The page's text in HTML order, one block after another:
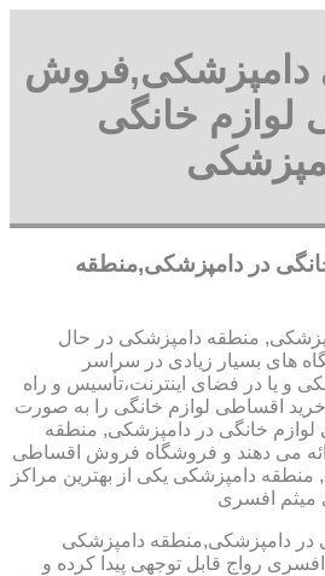
دامپزشکی,فروش
لوازم خانگی
در دامپزشکی,منطقه
منطقه دامپزشکی در حال
های بسیار زیادی در سراسر
و یا در فضای اینترنت،تأسیس و راه
خرید اقساطی لوازم خانگی را به صورت
خانگی در دامپزشکی, منطقه
می دهند و فروشگاه فروش اقساطی
منطقه دامپزشکی یکی از بهترین مراکز
در دامپزشکی,منطقه دامپزشکی
رواج قابل توجهی پیدا کرده و